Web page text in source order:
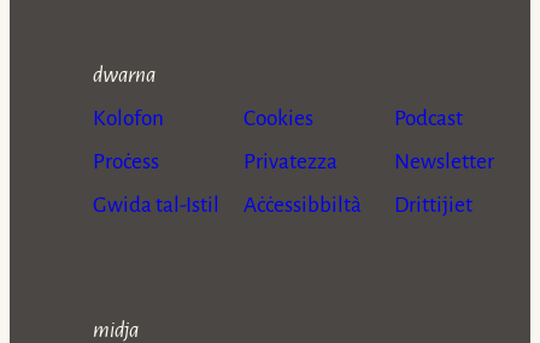
dwarna
Kolofon
Proċess
Gwida tal-Istil
Cookies
Privatezza
Aċċessibbiltà
Podcast
Newsletter
Drittijiet
midja